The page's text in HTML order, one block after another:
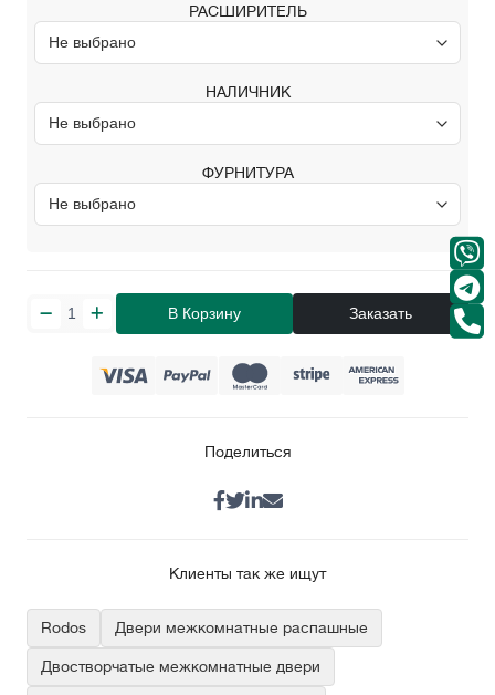
РАСШИРИТЕЛЬ
НАЛИЧНИК
ФУРНИТУРА
В Корзину Заказать
Поделиться
Клиенты так же ищут
Rodos Двери межкомнатные распашные
Двостворчатые межкомнатные двери